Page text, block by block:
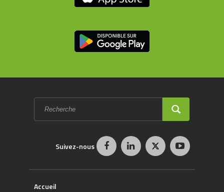
Formulaire
de
recherche
Suivez-nous
Accueil